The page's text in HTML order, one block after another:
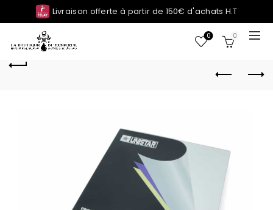
Livraison offerte à partir de 150€ d'achats H.T
0 0